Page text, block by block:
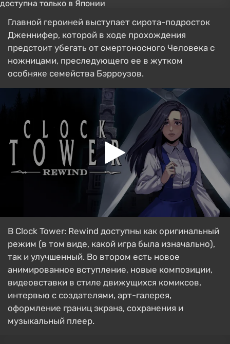
Главной героиней выступает сирота-подросток
Дженнифер, которой в ходе прохождения
предстоит убегать от смертоносного Человека с
ножницами, преследующего ее в жутком
особняке семейства Бэрроузов.
В Clock Tower: Rewind доступны как оригинальный
режим (в том виде, какой игра была изначально),
так и улучшенный. Во втором есть новое
анимированное вступление, новые композиции,
видеовставки в стиле движущихся комиксов,
интервью с создателями, арт-галерея,
оформление границ экрана, сохранения и
музыкальный плеер.